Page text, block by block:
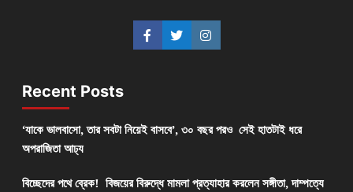
Recent Posts
‘যাকে ভালবাসো, তার সবটা নিয়েই বাসবে’, ৩০ বছর পরও সেই হাতটাই ধরে
অপরাজিতা আঢ্য
বিচ্ছেদের পথে ব্রেক! বিজয়ের বিরুদ্ধে মামলা প্রত্যাহার করলেন সঙ্গীতা, দাম্পত্যে